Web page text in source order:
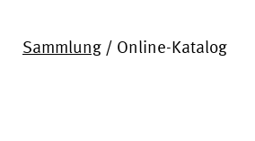
Sammlung / Online-Katalog